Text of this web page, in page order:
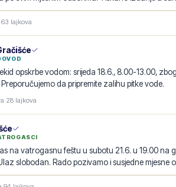
·63 lajkova
opskrbe vodom: srijeda 18.6., 8.00-13.00,
Preporučujemo da pripremite zalihu pitke vode.
·28 lajkova
na vatrogasnu feštu u subotu 21.6. u 19.00
slobodan. Rado pozivamo i susjedne mjesne
fešta · 21.6.